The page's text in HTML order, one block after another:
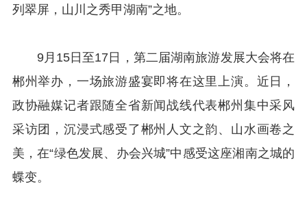
列翠屏，山川之秀甲湖南”之地。
9月15日至17日，第二届湖南旅游发展大会将在
郴州举办，一场旅游盛宴即将在这里上演。近日，
政协融媒记者跟随全省新闻战线代表郴州集中采风
采访团，沉浸式感受了郴州人文之韵、山水画卷之
美，在“绿色发展、办会兴城”中感受这座湘南之城的
蝶变。